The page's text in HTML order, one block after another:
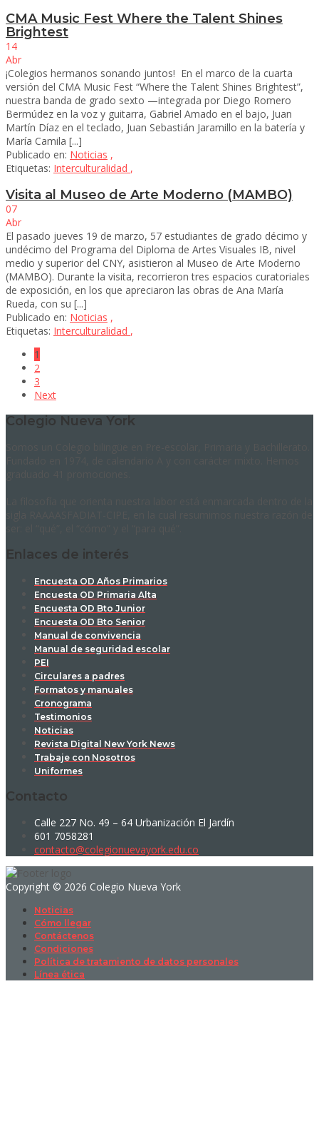
CMA Music Fest Where the Talent Shines
Brightest
14
Abr
¡Colegios hermanos sonando juntos! En el marco de la cuarta
versión del CMA Music Fest “Where the Talent Shines Brightest”,
nuestra banda de grado sexto —integrada por Diego Romero
Bermúdez en la voz y guitarra, Gabriel Amado en el bajo, Juan
Martín Díaz en el teclado, Juan Sebastián Jaramillo en la batería y
María Camila [...]
Publicado en: Noticias ,
Etiquetas: Interculturalidad ,
Visita al Museo de Arte Moderno (MAMBO)
07
Abr
El pasado jueves 19 de marzo, 57 estudiantes de grado décimo y
undécimo del Programa del Diploma de Artes Visuales IB, nivel
medio y superior del CNY, asistieron al Museo de Arte Moderno
(MAMBO). Durante la visita, recorrieron tres espacios curatoriales
de exposición, en los que apreciaron las obras de Ana María
Rueda, con su [...]
Publicado en: Noticias ,
Etiquetas: Interculturalidad ,
1
2
3
Next
Colegio Nueva York
Enlaces de interés
Encuesta OD Años Primarios
Encuesta OD Primaria Alta
Encuesta OD Bto Junior
Encuesta OD Bto Senior
Manual de convivencia
Manual de seguridad escolar
PEI
Circulares a padres
Formatos y manuales
Cronograma
Testimonios
Noticias
Revista Digital New York News
Trabaje con Nosotros
Uniformes
Contacto
Calle 227 No. 49 – 64 Urbanización El Jardín
601 7058281
contacto@colegionuevayork.edu.co
Copyright © 2026 Colegio Nueva York
Noticias
Cómo llegar
Contáctenos
Condiciones
Política de tratamiento de datos personales
Línea ética